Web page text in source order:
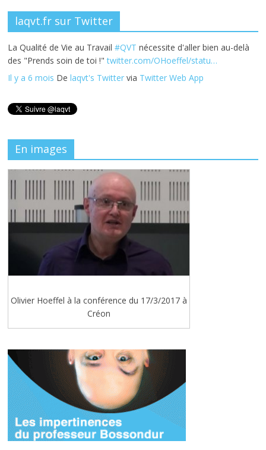
laqvt.fr sur Twitter
La Qualité de Vie au Travail#QVT nécessite d'aller bien au-delà
des "Prends soin de toi !"twitter.com/OHoeffel/statu…
Il y a 6 mois Delaqvt's Twitter via Twitter Web App
En images
Olivier Hoeffel à la conférence du 17/3/2017 à
Créon